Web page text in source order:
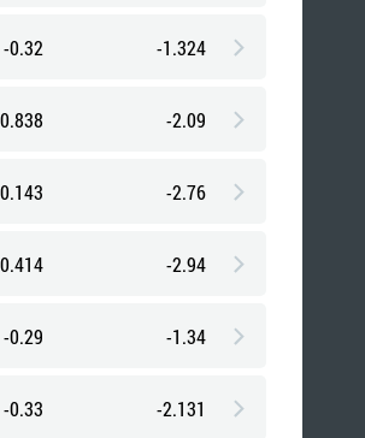
-0.32 -1.324
0.838 -2.09
0.143 -2.76
0.414 -2.94
-0.29 -1.34
-0.33 -2.131